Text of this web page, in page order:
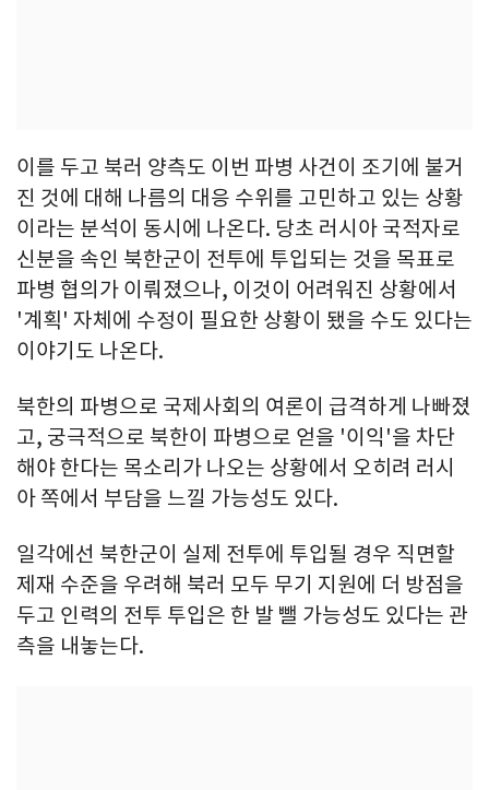
이를 두고 북러 양측도 이번 파병 사건이 조기에 불거
진 것에 대해 나름의 대응 수위를 고민하고 있는 상황
이라는 분석이 동시에 나온다. 당초 러시아 국적자로
신분을 속인 북한군이 전투에 투입되는 것을 목표로
파병 협의가 이뤄졌으나, 이것이 어려워진 상황에서
'계획' 자체에 수정이 필요한 상황이 됐을 수도 있다는
이야기도 나온다.
북한의 파병으로 국제사회의 여론이 급격하게 나빠졌
고, 궁극적으로 북한이 파병으로 얻을 '이익'을 차단
해야 한다는 목소리가 나오는 상황에서 오히려 러시
아 쪽에서 부담을 느낄 가능성도 있다.
일각에선 북한군이 실제 전투에 투입될 경우 직면할
제재 수준을 우려해 북러 모두 무기 지원에 더 방점을
두고 인력의 전투 투입은 한 발 뺄 가능성도 있다는 관
측을 내놓는다.